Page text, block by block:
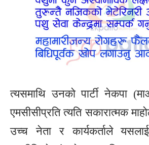
त्यसमाथि उनको पार्टी नेकपा
एमसीसीप्रति त्यति सकारात्मक
उच्च नेता र कार्यकर्ताले